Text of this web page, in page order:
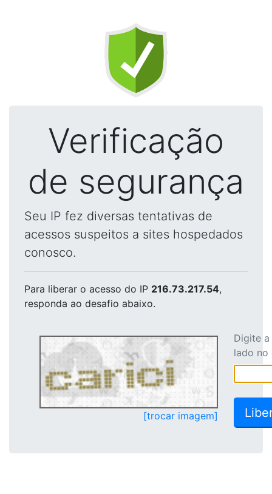
Verificação
de segurança
Seu IP fez diversas tentativas de
acessos suspeitos a sites hospedados
conosco.
Para liberar o acesso do IP 216.73.217.54,
responda ao desafio abaixo.
[trocar imagem]
Digite
lado no